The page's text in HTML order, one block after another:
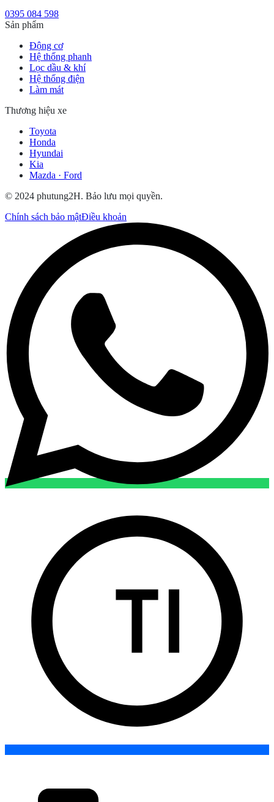
0395 084 598
Sản phẩm
Động cơ
Hệ thống phanh
Lọc dầu & khí
Hệ thống điện
Làm mát
Thương hiệu xe
Toyota
Honda
Hyundai
Kia
Mazda · Ford
© 2024 phutung2H. Bảo lưu mọi quyền.
Chính sách bảo mậtĐiều khoản